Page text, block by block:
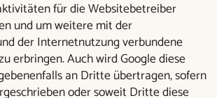
für die Websitebetreiber
und um weitere mit der
der Internetnutzung verbundene
erbringen. Auch wird Google diese
an Dritte übertragen, sofern
oder soweit Dritte diese